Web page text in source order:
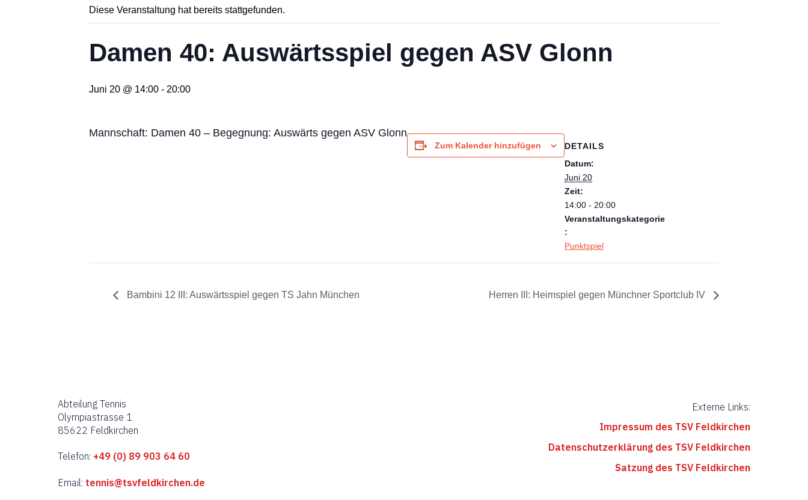
Diese Veranstaltung hat bereits stattgefunden.
Damen 40: Auswärtsspiel gegen ASV Glonn
Juni 20 @ 14:00 - 20:00
Mannschaft: Damen 40 – Begegnung: Auswärts gegen ASV Glonn
Zum Kalender hinzufügen
DETAILS
Datum:
Juni 20
Zeit:
14:00 - 20:00
Veranstaltungskategorie
:
Punktspiel
Bambini 12 III: Auswärtsspiel gegen TS Jahn München Herren III: Heimspiel gegen Münchner Sportclub IV
Abteilung Tennis
Olympiastrasse 1
85622 Feldkirchen
Telefon: +49 (0) 89 903 64 60
Email: tennis@tsvfeldkirchen.de
Externe Links:
Impressum des TSV Feldkirchen
Datenschutzerklärung des TSV Feldkirchen
Satzung des TSV Feldkirchen